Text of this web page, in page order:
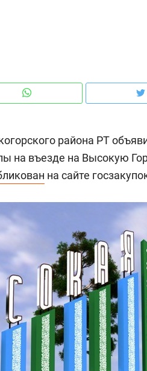
района РТ
на въезде на Высокую
на сайте
знать аксакалов и
150 камер до
ID вместо ключа:
безопасность в